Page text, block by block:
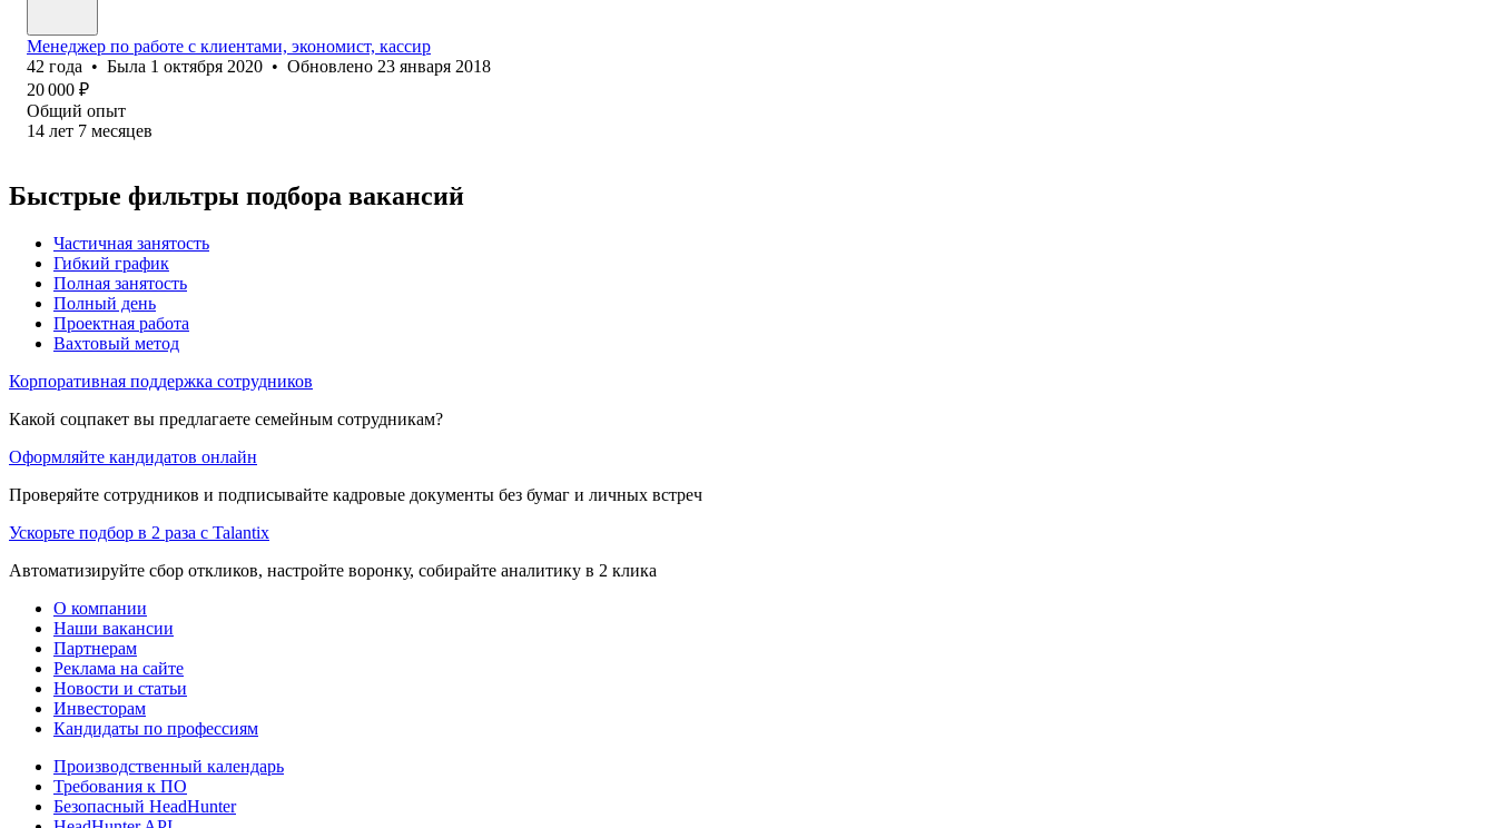
Менеджер по работе с клиентами, экономист, кассир
42 года • Была 1 октября 2020 • Обновлено 23 января 2018
20 000 ₽
Общий опыт
14 лет 7 месяцев
Быстрые фильтры подбора вакансий
Частичная занятость
Гибкий график
Полная занятость
Полный день
Проектная работа
Вахтовый метод
Корпоративная поддержка сотрудников
Какой соцпакет вы предлагаете семейным сотрудникам?
Оформляйте кандидатов онлайн
Проверяйте сотрудников и подписывайте кадровые документы без бумаг и личных встреч
Ускорьте подбор в 2 раза с Talantix
Автоматизируйте сбор откликов, настройте воронку, собирайте аналитику в 2 клика
О компании
Наши вакансии
Партнерам
Реклама на сайте
Новости и статьи
Инвесторам
Кандидаты по профессиям
Производственный календарь
Требования к ПО
Безопасный HeadHunter